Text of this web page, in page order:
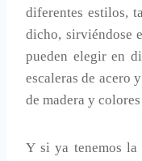
diferentes estilos,
dicho, sirviéndose
pueden elegir en
escaleras de acero
de madera y
Y si ya tenemos la